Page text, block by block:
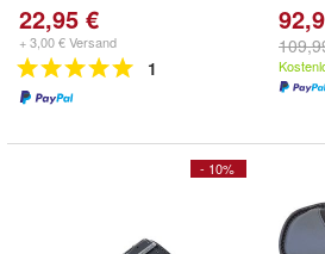
22,95 €
+ 3,00 € Versand
1
- 10%